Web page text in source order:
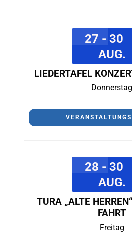
27 - 30
AUG.
LIEDERTAFEL
Donnerstag
28 - 30
AUG.
TURA „ALTE
FAHRT
Freitag